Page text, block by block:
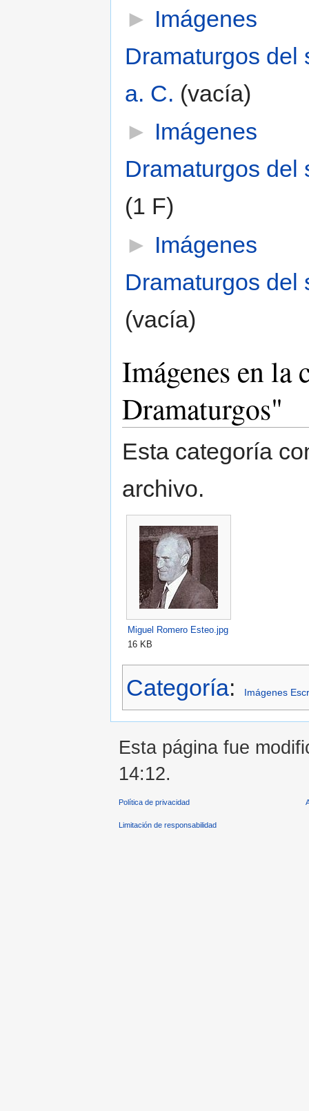
► Imágenes
Dramaturgos del
a. C. (vacía)
► Imágenes
Dramaturgos del
(1 F)
► Imágenes
Dramaturgos del
(vacía)
Imágenes en la
Dramaturgos"
Esta categoría
archivo.
Miguel Romero Esteo.jpg
16 KB
Categoría: Imágenes
Esta página fue
14:12.
Política de privacidad
Limitación de responsabilidad